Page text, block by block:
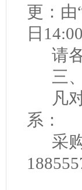
更：由
日 14:00
请
三
凡
系：
采